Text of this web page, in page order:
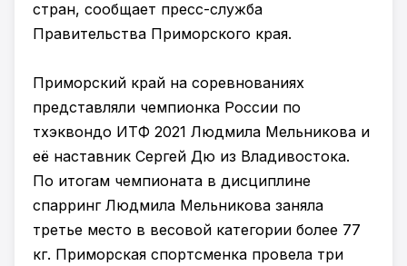
стран, сообщает пресс-служба
Правительства Приморского края.
Приморский край на соревнованиях
представляли чемпионка России по
тхэквондо ИТФ 2021 Людмила Мельникова и
её наставник Сергей Дю из Владивостока.
По итогам чемпионата в дисциплине
спарринг Людмила Мельникова заняла
третье место в весовой категории более 77
кг. Приморская спортсменка провела три